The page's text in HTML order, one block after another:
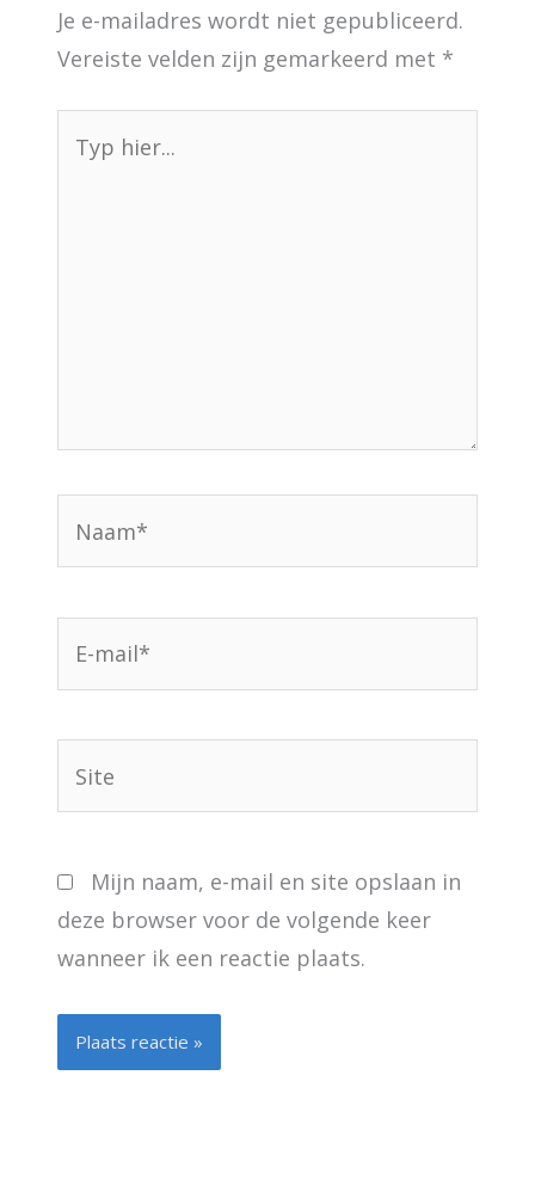
Je e-mailadres wordt niet gepubliceerd.
Vereiste velden zijn gemarkeerd met *
hier...
Mijn naam, e-mail en site opslaan in
deze browser voor de volgende keer
wanneer ik een reactie plaats.